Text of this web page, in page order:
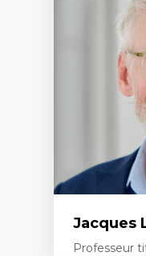
dans
L’insertion
Jacques
Professeur